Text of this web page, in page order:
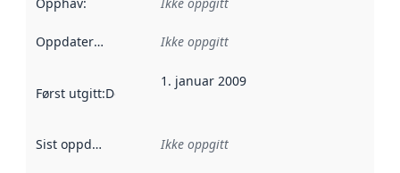
Oppdateringsfrekvens :
Ikke oppgitt
Først utgitt:Denne datoen sier når dataene i dette
1. januar 2009
Sist oppdatert Ikke oppgitt